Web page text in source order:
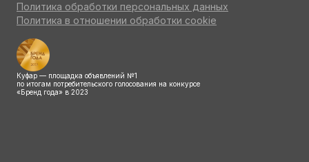
Политика обработки персональных данных
Политика в отношении обработки cookie
Куфар — площадка объявлений №1
по итогам потребительского голосования на конкурсе
«Бренд года» в 2023